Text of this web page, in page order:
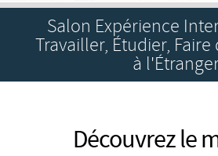
Salon Expérience
Travailler, Étudier,
à
Découvrez le